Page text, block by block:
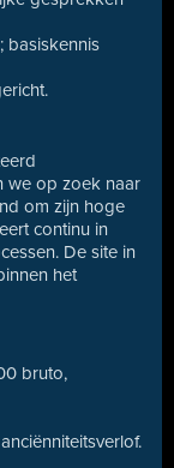
basiskennis
we op zoek naar
om zijn hoge
continu in
De site in
het
bruto,